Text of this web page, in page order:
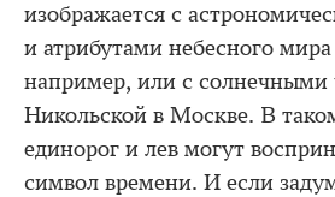
изображается с
и атрибутами небесного
например, или с солнечными
Никольской в Москве. В
единорог и лев могут
символ времени. И если